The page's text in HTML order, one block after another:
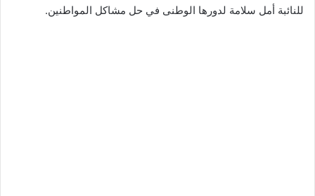
للنائبة أمل سلامة لدورها الوطنى في حل مشاكل المواطنين.